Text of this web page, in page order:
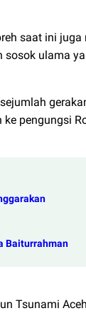
saat ini
sosok ulama
pengungsi
Baiturrahman
Tsunami